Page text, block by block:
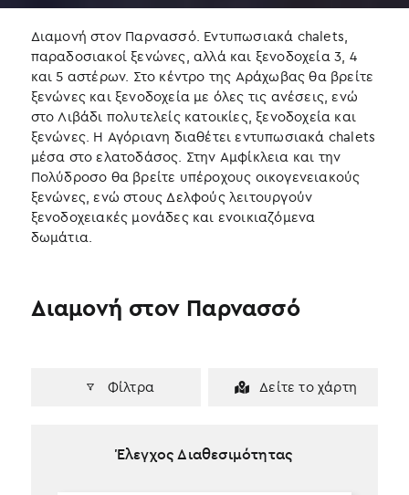
b
o
o
k
t
e
r
e
d
n
Διαμονή στον Παρνασσό. Εντυπωσιακά chalets,
παραδοσιακοί ξενώνες, αλλά και ξενοδοχεία 3, 4
και 5 αστέρων. Στο κέντρο της Αράχωβας θα βρείτε
ξενώνες και ξενοδοχεία με όλες τις ανέσεις, ενώ
στο Λιβάδι πολυτελείς κατοικίες, ξενοδοχεία και
ξενώνες. Η Αγόριανη διαθέτει εντυπωσιακά chalets
μέσα στο ελατοδάσος. Στην Αμφίκλεια και την
Πολύδροσο θα βρείτε υπέροχους οικογενειακούς
ξενώνες, ενώ στους Δελφούς λειτουργούν
ξενοδοχειακές μονάδες και ενοικιαζόμενα
δωμάτια.
Φίλτρα Δείτε το χάρτη
Διαμονή στον Παρνασσό
Έλεγχος Διαθεσιμότητας